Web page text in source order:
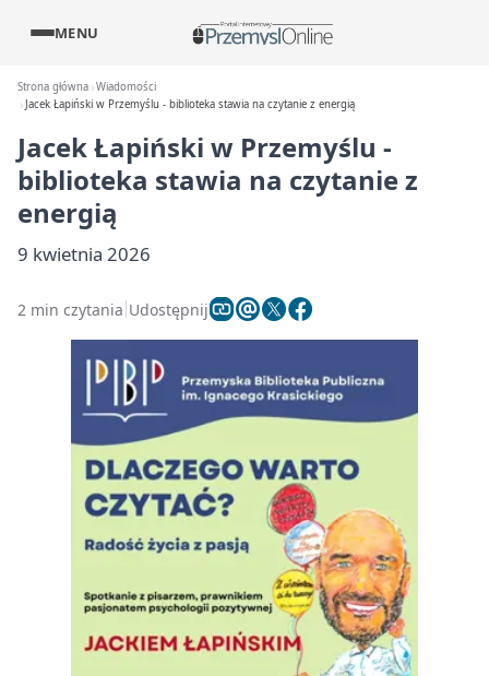
MENU
Strona główna Wiadomości
Jacek Łapiński w Przemyślu - biblioteka stawia na czytanie z energią
Jacek Łapiński w Przemyślu -
biblioteka stawia na czytanie z
energią
9 kwietnia 2026
2 min czytania Udostępnij